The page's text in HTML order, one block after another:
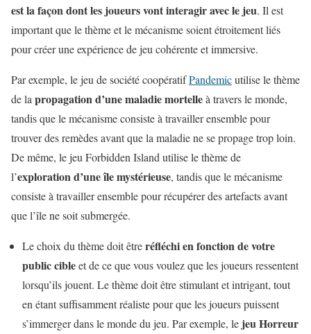
est la façon dont les joueurs vont interagir avec le jeu. Il est
important que le thème et le mécanisme soient étroitement liés
pour créer une expérience de jeu cohérente et immersive.
Par exemple, le jeu de société coopératifPandemicutilise le thème
de lapropagation d’une maladie mortelleà travers le monde,
tandis que le mécanisme consiste à travailler ensemble pour
trouver des remèdes avant que la maladie ne se propage trop loin.
De même, le jeu Forbidden Island utilise le thème de
l’exploration d’une île mystérieuse, tandis que le mécanisme
consiste à travailler ensemble pour récupérer des artefacts avant
que l’île ne soit submergée.
Le choix du thème doit êtreréfléchi en fonction de votre
public cibleet de ce que vous voulez que les joueurs ressentent
lorsqu’ils jouent. Le thème doit être stimulant et intrigant, tout
en étant suffisamment réaliste pour que les joueurs puissent
s’immerger dans le monde du jeu. Par exemple, le jeu Horreur